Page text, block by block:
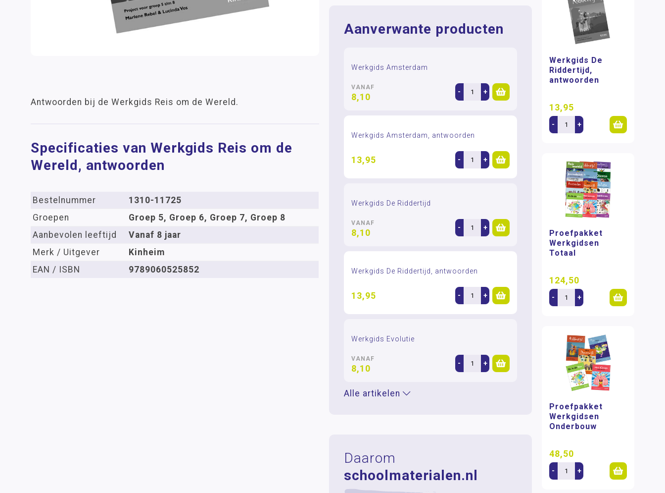
Aanverwante producten
Werkgids Amsterdam
VANAF
8,10 - +
Werkgids Amsterdam, antwoorden
13,95 - +
Werkgids De Riddertijd
VANAF
8,10 - +
Werkgids De Riddertijd, antwoorden
13,95 - +
Werkgids Evolutie
VANAF
8,10 - +
Alle artikelen
Daarom
schoolmaterialen.nl
Antwoorden bij de Werkgids Reis om de Wereld.
Specificaties van Werkgids Reis om de
Wereld, antwoorden
Bestelnummer
1310-11725
Groepen
Groep 5, Groep 6, Groep 7, Groep 8
Aanbevolen leeftijd
Vanaf 8 jaar
Merk / Uitgever
Kinheim
EAN / ISBN
9789060525852
Werkgids De
Riddertijd,
antwoorden
13,95
- +
Proefpakket
Werkgidsen
Totaal
124,50
- +
Proefpakket
Werkgidsen
Onderbouw
48,50
- +